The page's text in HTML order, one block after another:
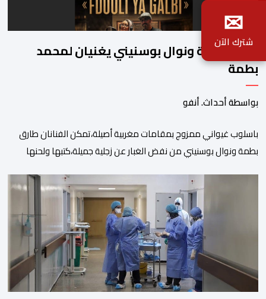
طارق بطمة ونوال بوسنيني يغنيان لمحمد
بطمة
بواسطة أحداث. أنفو
باسلوب غيواني ممزوج بمقامات مغربية أصيلة،تمكن الفنانان طارق
بطمة ونوال بوسنيني من نفض الغبار عن زجلية جميلة،كتبها ولحنها
بعنوان ” فضولي ياقلبي” ،قام بتوزيعها اسامة باهي،باسلوب سلس
وبسيط، متحكما في الجمل الموسيقية والانتقالات الجميلة..استطاع
الفنانان طارق بطمة ونوال بوسنيني أن يعطيا روحا فريدة لهذه
الاغنية,بفضل أدا […]
✉
شترك الآن